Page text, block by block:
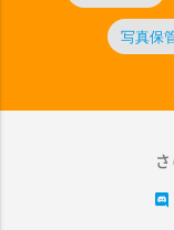
写真保